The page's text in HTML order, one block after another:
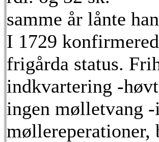
samme år lånte
I 1729
frigårda status.
indkvartering -
ingen mølletvang -
møllereperationer,